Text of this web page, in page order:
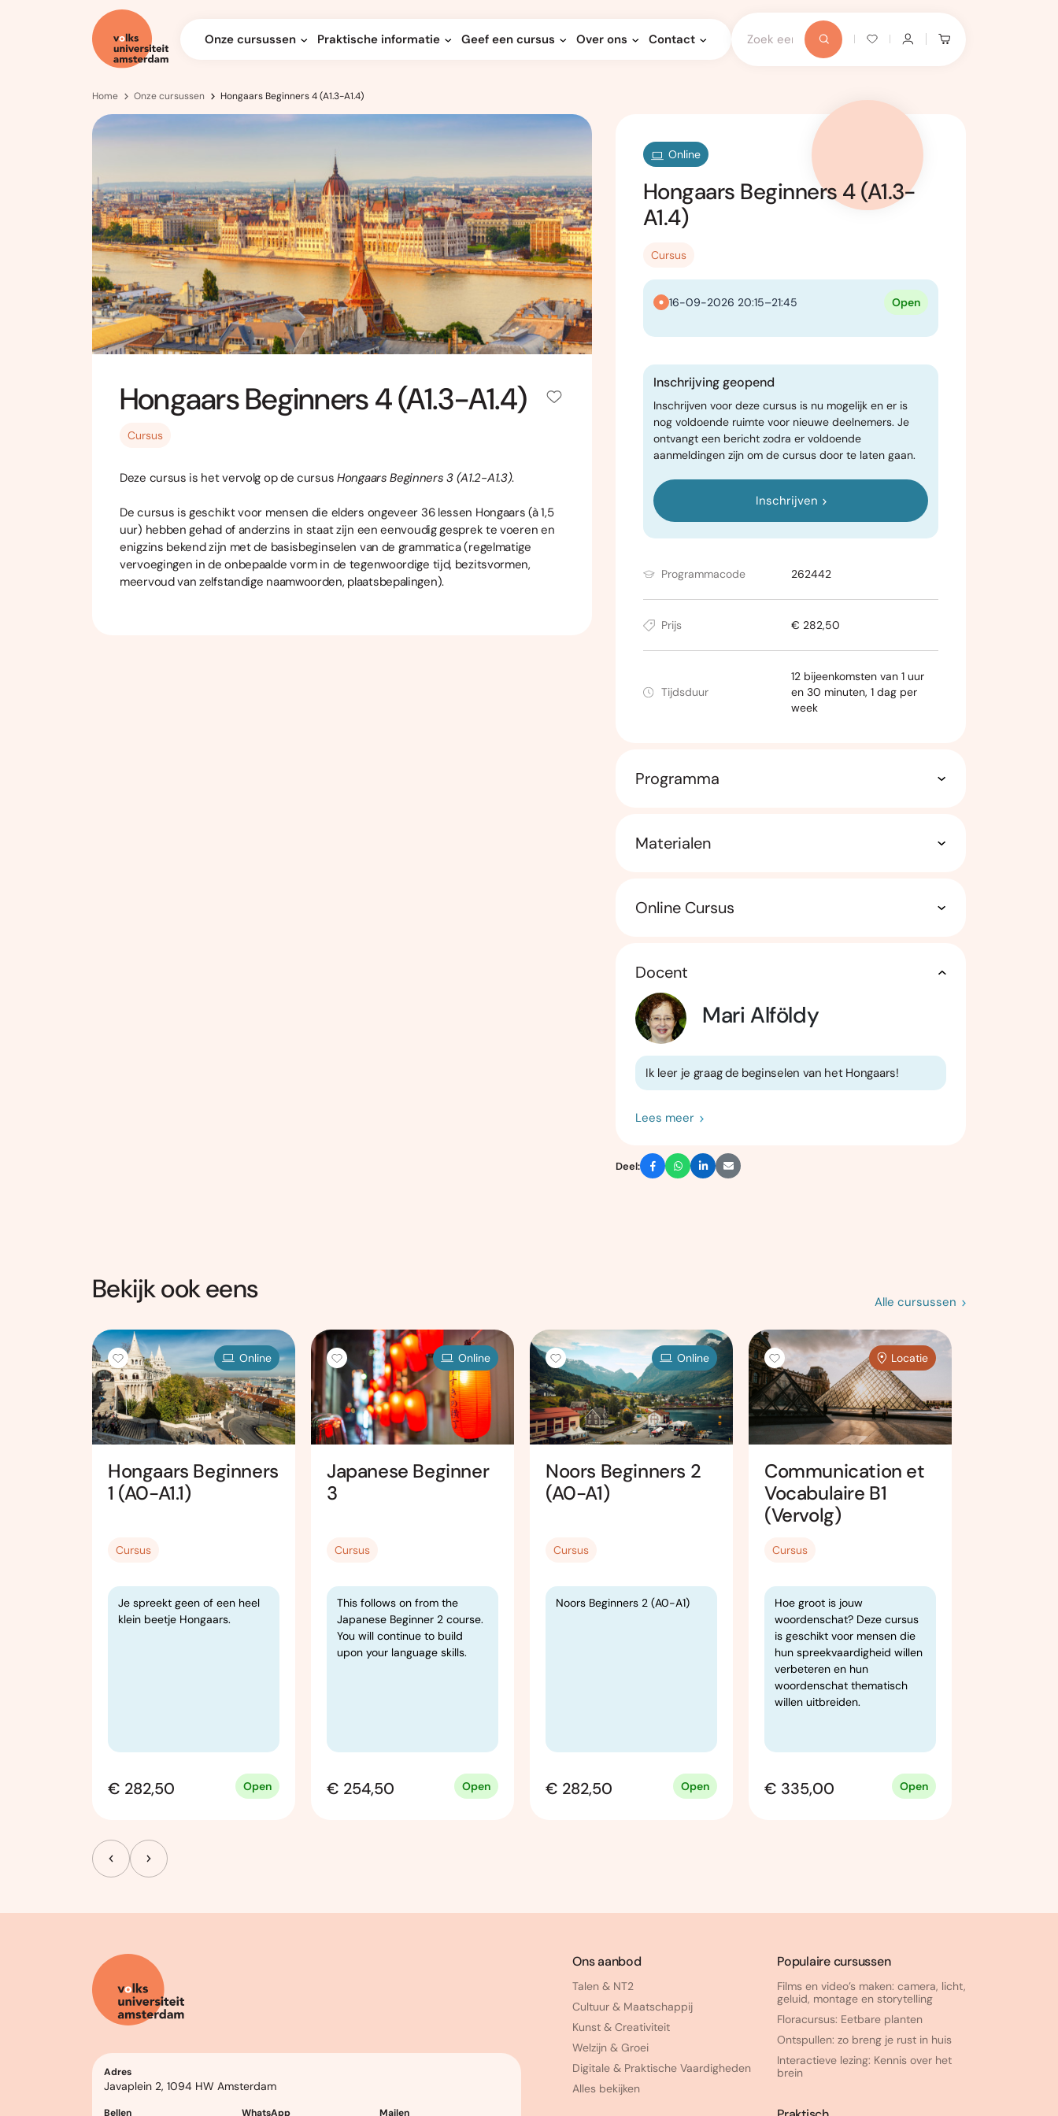
Onze cursussen Praktische informatie Geef een cursus Over ons Contact
Home Onze cursussen Hongaars Beginners 4 (A1.3-A1.4)
Hongaars Beginners 4 (A1.3-A1.4)
Cursus
Deze cursus is het vervolg op de cursus Hongaars Beginners 3 (A1.2-A1.3).
De cursus is geschikt voor mensen die elders ongeveer 36 lessen Hongaars (à 1,5
uur) hebben gehad of anderzins in staat zijn een eenvoudig gesprek te voeren en
enigzins bekend zijn met de basisbeginselen van de grammatica (regelmatige
vervoegingen in de onbepaalde vorm in de tegenwoordige tijd, bezitsvormen,
meervoud van zelfstandige naamwoorden, plaatsbepalingen).
Online
Hongaars Beginners 4 (A1.3-
A1.4)
Cursus
16-09-2026 20:15–21:45 Open
Inschrijving geopend
Inschrijven voor deze cursus is nu mogelijk en er is
nog voldoende ruimte voor nieuwe deelnemers. Je
ontvangt een bericht zodra er voldoende
aanmeldingen zijn om de cursus door te laten gaan.
Inschrijven
Programmacode 262442
Prijs € 282,50
Tijdsduur
12 bijeenkomsten van 1 uur
en 30 minuten, 1 dag per
week
Programma
Materialen
Online Cursus
Docent
Mari Alföldy
Ik leer je graag de beginselen van het Hongaars!
Lees meer
Deel:
Bekijk ook eens Alle cursussen
Online
Hongaars Beginners
1 (A0-A1.1)
Cursus
Je spreekt geen of een heel
klein beetje Hongaars.
€ 282,50 Open
Online
Japanese Beginner
3
Cursus
This follows on from the
Japanese Beginner 2 course.
You will continue to build
upon your language skills.
€ 254,50 Open
Online
Noors Beginners 2
(A0-A1)
Cursus
Noors Beginners 2 (A0-A1)
€ 282,50 Open
Locatie
Communication et
Vocabulaire B1
(Vervolg)
Cursus
Hoe groot is jouw
woordenschat? Deze cursus
is geschikt voor mensen die
hun spreekvaardigheid willen
verbeteren en hun
woordenschat thematisch
willen uitbreiden.
€ 335,00 Open
Adres
Javaplein 2, 1094 HW Amsterdam
Bellen WhatsApp Mailen
Ons aanbod
Talen & NT2
Cultuur & Maatschappij
Kunst & Creativiteit
Welzijn & Groei
Digitale & Praktische Vaardigheden
Alles bekijken
Populaire cursussen
Films en video’s maken: camera, licht,
geluid, montage en storytelling
Floracursus: Eetbare planten
Ontspullen: zo breng je rust in huis
Interactieve lezing: Kennis over het
brein